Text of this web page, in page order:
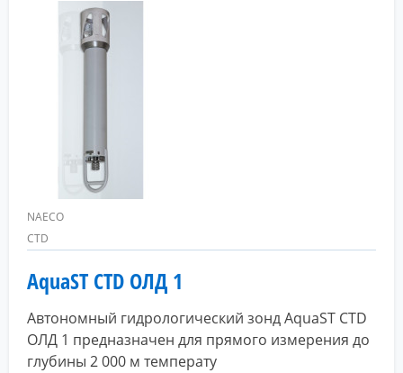
NAECO
CTD
AquaST CTD ОЛД 1
Автономный гидрологический зонд AquaST CTD
ОЛД 1 предназначен для прямого измерения до
глубины 2 000 м температу